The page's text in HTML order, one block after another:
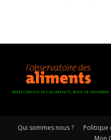
BIEN CHOISIR SES ALIMENTS, BIEN SE NOURRIR
Qui sommes nous ? Politique
Mon